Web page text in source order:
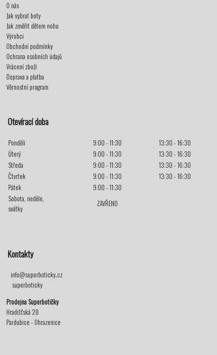
O nás
Jak vybrat boty
Jak změřit dětem nohu
Výrobci
Obchodní podmínky
Ochrana osobních údajů
Vrácení zboží
Doprava a platba
Věrnostní program
Otevírací doba
Pondělí 9:00 - 11:30
13:30 - 16:30
Úterý
9:00 - 11:30
13:30 - 16:30
Středa
9:00 - 11:30
13:30 - 16:30
Čtvrtek
9:00 - 11:30
13:30 - 16:30
Pátek
9:00 - 11:30
Sobota, neděle,
svátky
ZAVŘENO
Kontakty
info@superboticky.cz
superboticky
Prodejna Superbotičky
Hradišťská 28
Pardubice - Ohrazenice